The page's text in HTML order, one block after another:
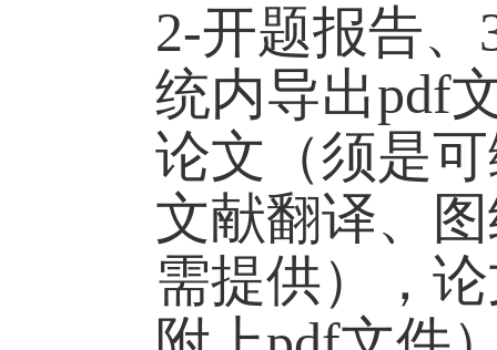
2-开题报告、
统内导出pdf
论文（须是
文献翻译、
需提供），